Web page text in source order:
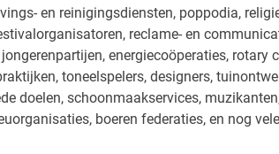
en reinigingsdiensten, poppodia,
reclame- en
energiecoöperaties,
toneelspelers, designers,
doelen, schoonmaakservices,
boeren federaties, en nog